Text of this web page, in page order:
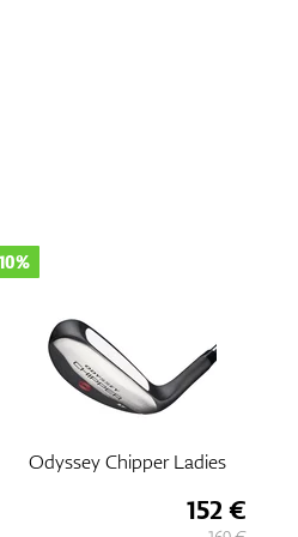
Odyssey Chipper Ladies
152 €